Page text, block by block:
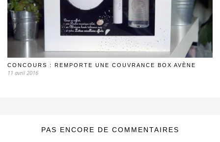
CONCOURS : REMPORTE UNE COUVRANCE BOX AVÈNE
11 avril 2016
PAS ENCORE DE COMMENTAIRES